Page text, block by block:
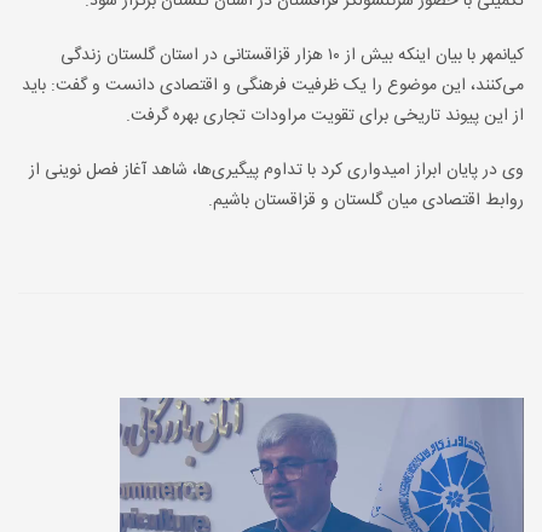
کیانمهر با بیان اینکه بیش از ۱۰ هزار قزاقستانی در استان گلستان زندگی
می‌کنند، این موضوع را یک ظرفیت فرهنگی و اقتصادی دانست و گفت: باید
از این پیوند تاریخی برای تقویت مراودات تجاری بهره گرفت.
وی در پایان ابراز امیدواری کرد با تداوم پیگیری‌ها، شاهد آغاز فصل نوینی از
روابط اقتصادی میان گلستان و قزاقستان باشیم.